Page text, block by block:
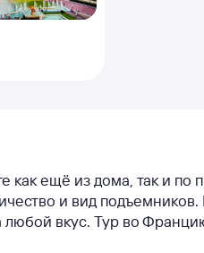
как ещё из дома, так и по
и вид
вкус. Тур во